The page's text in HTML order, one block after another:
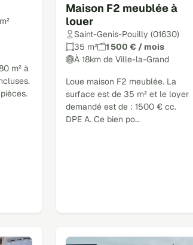
m² à
Maison F2 meublée à
louer
Saint-Genis-Pouilly (01630)
35 m²
1 500 € / mois
À 18km de Ville-la-Grand
Loue maison F2 meublée. La
surface est de 35 m² et le loyer
demandé est de : 1500 € cc.
DPE A. Ce bien po…